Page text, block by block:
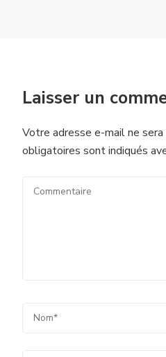
Laisser un
Votre adresse e-mail ne sera
obligatoires sont indiqués